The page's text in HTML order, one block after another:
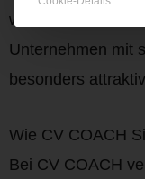
wird, könnten
Unternehmen mit
besonders
Wie CV COACH
Bei CV COACH